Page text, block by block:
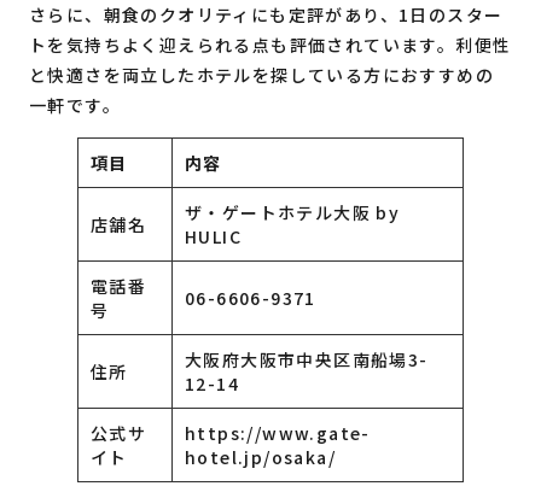
さらに、朝食のクオリティにも定評があり、1日のスター
トを気持ちよく迎えられる点も評価されています。利便性
と快適さを両立したホテルを探している方におすすめの
一軒です。
項目 内容
店舗名
ザ・ゲートホテル大阪 by
HULIC
電話番
号
06-6606-9371
住所
大阪府大阪市中央区南船場3-
12-14
公式サ
イト
https://www.gate-
hotel.jp/osaka/